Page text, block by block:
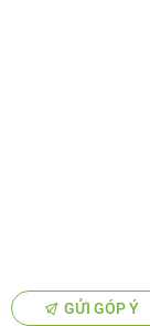
GỬI GÓP Ý